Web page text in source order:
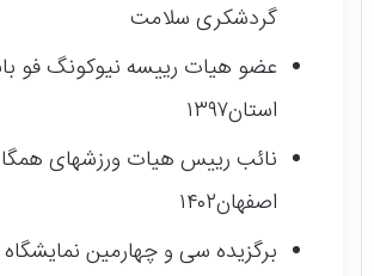
گردشکری سلامت
عضو هیات رییسه نیوکونگ فو
استان۱۳۹۷
نائب رییس هیات ورزشهای
اصفهان۱۴۰۲
برگزیده سی و چهارمین نمایشگاه